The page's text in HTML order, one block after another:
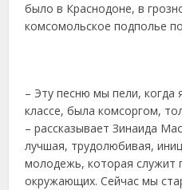
было в Краснодоне, в
комсомольское подполье
– Эту песню мы пели, когда
классе, была комсоргом,
– рассказывает Зинаида
лучшая, трудолюбивая,
молодежь, которая служит
окружающих. Сейчас мы